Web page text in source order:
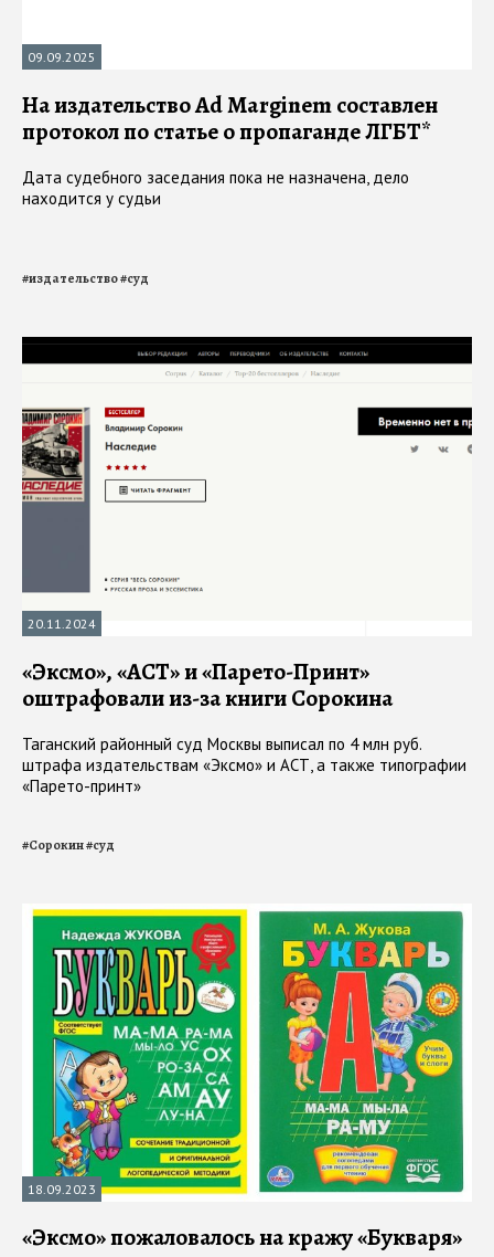
09.09.2025
На издательство Ad Marginem составлен
протокол по статье о пропаганде ЛГБТ*
Дата судебного заседания пока не назначена, дело
находится у судьи
#издательство#суд
20.11.2024
«Эксмо», «АСТ» и «Парето-Принт»
оштрафовали из-за книги Сорокина
Таганский районный суд Москвы выписал по 4 млн руб.
штрафа издательствам «Эксмо» и АСТ, а также типографии
«Парето-принт»
#Сорокин#суд
18.09.2023
«Эксмо» пожаловалось на кражу «Букваря»